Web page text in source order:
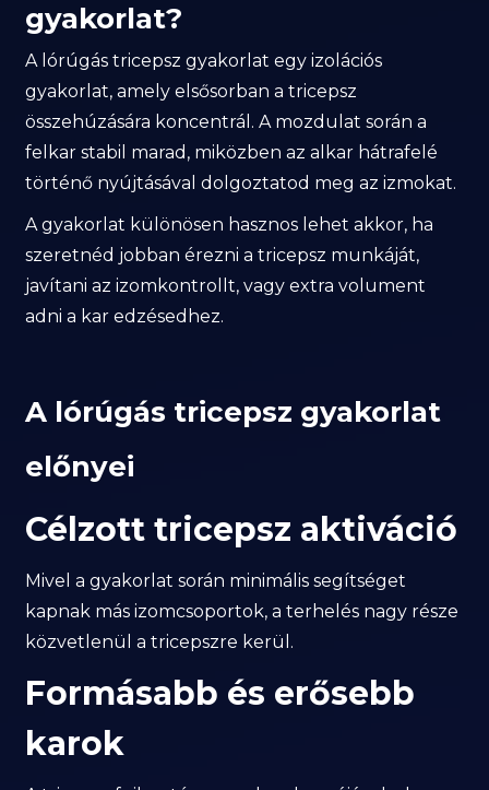
gyakorlat?
A lórúgás tricepsz gyakorlat egy izolációs
gyakorlat, amely elsősorban a tricepsz
összehúzására koncentrál. A mozdulat során a
felkar stabil marad, miközben az alkar hátrafelé
történő nyújtásával dolgoztatod meg az izmokat.
A gyakorlat különösen hasznos lehet akkor, ha
szeretnéd jobban érezni a tricepsz munkáját,
javítani az izomkontrollt, vagy extra volument
adni a kar edzésedhez.
A lórúgás tricepsz gyakorlat
előnyei
Célzott tricepsz aktiváció
Mivel a gyakorlat során minimális segítséget
kapnak más izomcsoportok, a terhelés nagy része
közvetlenül a tricepszre kerül.
Formásabb és erősebb
karok